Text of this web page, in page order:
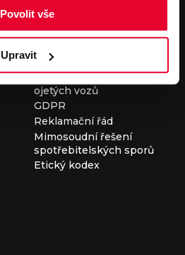
Povolit vše
Upravit
vozidel
Všeobecné obchodní
podmínky pro provádění
servisních prací
Všeobecné obchodní
podmínky při nákupu
ojetých vozů
GDPR
Reklamační řád
Mimosoudní řešení
spotřebitelských sporů
Etický kodex